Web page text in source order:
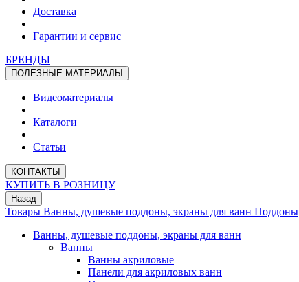
Доставка
Гарантии и сервис
БРЕНДЫ
ПОЛЕЗНЫЕ МАТЕРИАЛЫ
Видеоматериалы
Каталоги
Статьи
КОНТАКТЫ
КУПИТЬ В РОЗНИЦУ
Назад
Товары Ванны, душевые поддоны, экраны для ванн Поддоны
Ванны, душевые поддоны, экраны для ванн
Ванны
Ванны акриловые
Панели для акриловых ванн